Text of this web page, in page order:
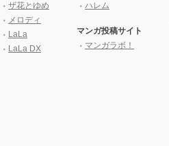
ザ花とゆめ
メロディ
LaLa
LaLa DX
ハレム
マンガ投稿サイト
マンガラボ！